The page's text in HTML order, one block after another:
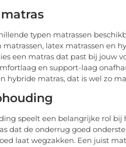
typen matrassen
latex matrassen en
een matras dat past bij jouw
en support-laag
hybride matras, dat is wel zo
speelt een belangrijke rol bij
dat de onderrug goed
laat wegzakken. Een juist